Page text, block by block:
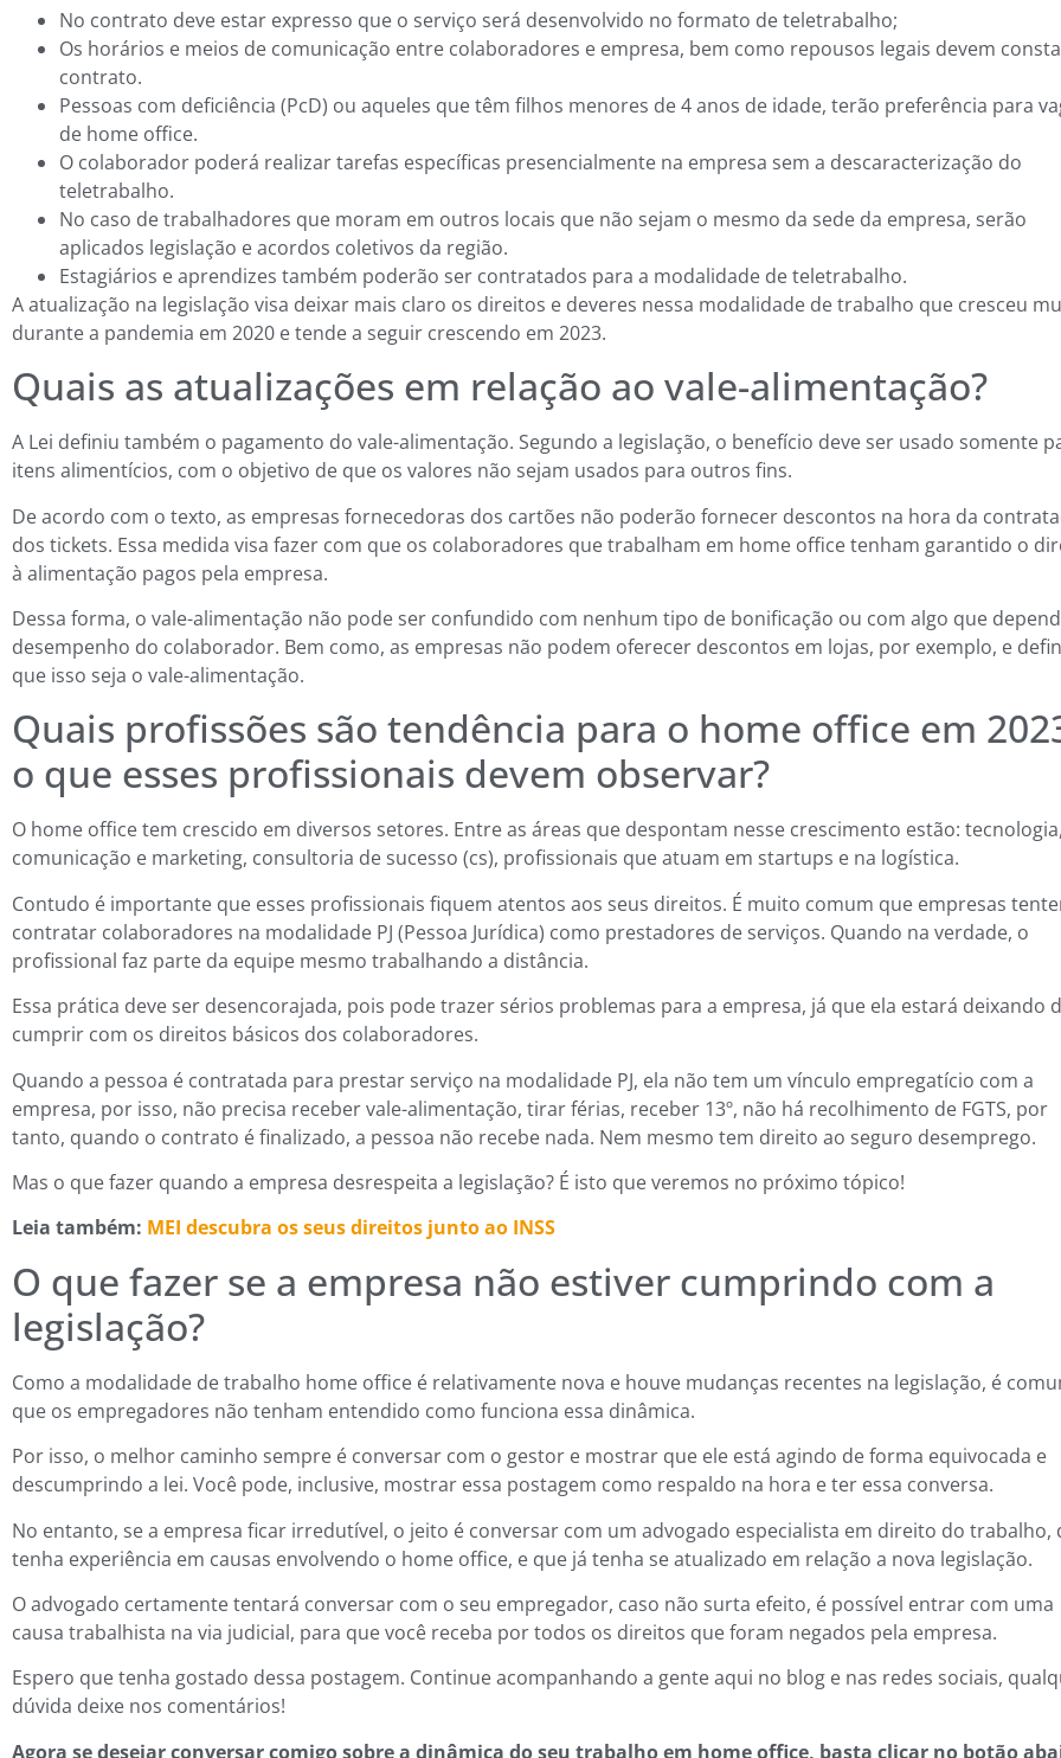
No contrato deve estar expresso que o serviço será desenvolvido no formato de teletrabalho;
Os horários e meios de comunicação entre colaboradores e empresa, bem como repousos legais devem
contrato.
Pessoas com deficiência (PcD) ou aqueles que têm filhos menores de 4 anos de idade, terão preferência para
de home office.
O colaborador poderá realizar tarefas específicas presencialmente na empresa sem a descaracterização do
teletrabalho.
No caso de trabalhadores que moram em outros locais que não sejam o mesmo da sede da empresa, serão
aplicados legislação e acordos coletivos da região.
Estagiários e aprendizes também poderão ser contratados para a modalidade de teletrabalho.
A atualização na legislação visa deixar mais claro os direitos e deveres nessa modalidade de trabalho que cresceu
durante a pandemia em 2020 e tende a seguir crescendo em 2023.
Quais as atualizações em relação ao vale-alimentação?
A Lei definiu também o pagamento do vale-alimentação. Segundo a legislação, o benefício deve ser usado somente
itens alimentícios, com o objetivo de que os valores não sejam usados para outros fins.
De acordo com o texto, as empresas fornecedoras dos cartões não poderão fornecer descontos na hora da
dos tickets. Essa medida visa fazer com que os colaboradores que trabalham em home office tenham garantido o
à alimentação pagos pela empresa.
Dessa forma, o vale-alimentação não pode ser confundido com nenhum tipo de bonificação ou com algo que
desempenho do colaborador. Bem como, as empresas não podem oferecer descontos em lojas, por exemplo, e
que isso seja o vale-alimentação.
Quais profissões são tendência para o home office em
o que esses profissionais devem observar?
O home office tem crescido em diversos setores. Entre as áreas que despontam nesse crescimento estão: tecnologia,
comunicação e marketing, consultoria de sucesso (cs), profissionais que atuam em startups e na logística.
Contudo é importante que esses profissionais fiquem atentos aos seus direitos. É muito comum que empresas
contratar colaboradores na modalidade PJ (Pessoa Jurídica) como prestadores de serviços. Quando na verdade, o
profissional faz parte da equipe mesmo trabalhando a distância.
Essa prática deve ser desencorajada, pois pode trazer sérios problemas para a empresa, já que ela estará deixando
cumprir com os direitos básicos dos colaboradores.
Quando a pessoa é contratada para prestar serviço na modalidade PJ, ela não tem um vínculo empregatício com a
empresa, por isso, não precisa receber vale-alimentação, tirar férias, receber 13º, não há recolhimento de FGTS, por
tanto, quando o contrato é finalizado, a pessoa não recebe nada. Nem mesmo tem direito ao seguro desemprego.
Mas o que fazer quando a empresa desrespeita a legislação? É isto que veremos no próximo tópico!
Leia também: MEI descubra os seus direitos junto ao INSS
O que fazer se a empresa não estiver cumprindo com a
legislação?
Como a modalidade de trabalho home office é relativamente nova e houve mudanças recentes na legislação, é
que os empregadores não tenham entendido como funciona essa dinâmica.
Por isso, o melhor caminho sempre é conversar com o gestor e mostrar que ele está agindo de forma equivocada e
descumprindo a lei. Você pode, inclusive, mostrar essa postagem como respaldo na hora e ter essa conversa.
No entanto, se a empresa ficar irredutível, o jeito é conversar com um advogado especialista em direito do trabalho,
tenha experiência em causas envolvendo o home office, e que já tenha se atualizado em relação a nova legislação.
O advogado certamente tentará conversar com o seu empregador, caso não surta efeito, é possível entrar com uma
causa trabalhista na via judicial, para que você receba por todos os direitos que foram negados pela empresa.
Espero que tenha gostado dessa postagem. Continue acompanhando a gente aqui no blog e nas redes sociais,
dúvida deixe nos comentários!
Agora se desejar conversar comigo sobre a dinâmica do seu trabalho em home office, basta clicar no botão